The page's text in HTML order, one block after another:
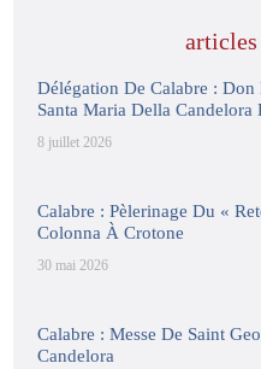
articles
Délégation De Calabre : Don
Santa Maria Della Candelora
8 juillet 2026
Calabre : Pèlerinage Du «
Colonna À Crotone
30 mai 2026
Calabre : Messe De Saint
Candelora